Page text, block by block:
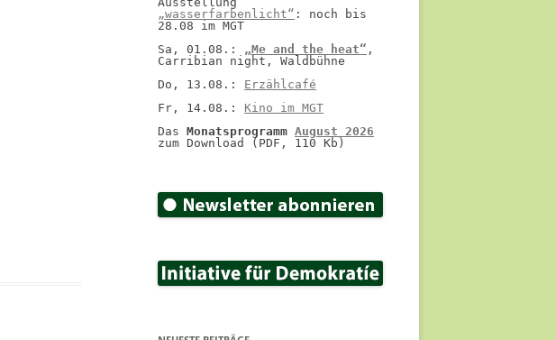
„wasserfarbenlicht“ : noch bis
28.08 im MGT
Sa, 01.08.: „Me and the heat“ ,
Carribian night, Waldbühne
Do, 13.08.: Erzählcafé
Fr, 14.08.: Kino im MGT
Das Monatsprogramm August 2026
zum Download (PDF, 110 Kb)